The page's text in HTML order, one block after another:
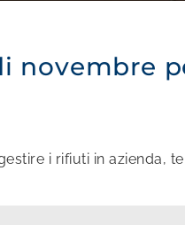
novembre
i rifiuti in azienda,